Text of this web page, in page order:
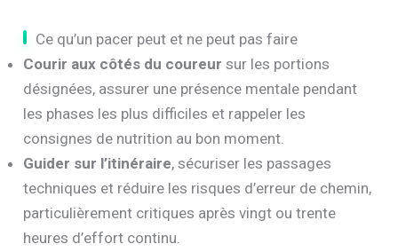
Ce qu’un pacer peut et ne peut pas faire
Courir aux côtés du coureur sur les portions
désignées, assurer une présence mentale pendant
les phases les plus difficiles et rappeler les
consignes de nutrition au bon moment.
Guider sur l’itinéraire, sécuriser les passages
techniques et réduire les risques d’erreur de chemin,
particulièrement critiques après vingt ou trente
heures d’effort continu.